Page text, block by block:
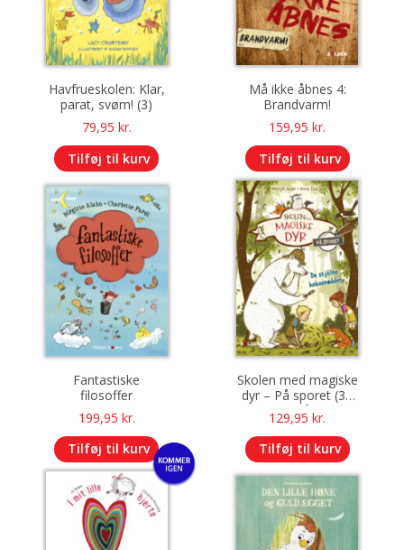
Havfrueskolen: Klar,
parat, svøm! (3)
79,95 kr.
Tilføj til kurv
Må ikke åbnes 4:
Brandvarm!
159,95kr.
Tilføj til kurv
Fantastiske
filosoffer
199,95 kr.
Tilføj til kurv
Skolen med magiske
dyr – På sporet (3):
De stjålne
kokosnødder
129,95kr.
Tilføj til kurv